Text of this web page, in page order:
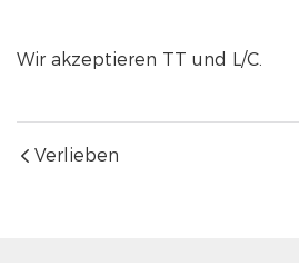
Wir akzeptieren TT und L/C.
Verlieben